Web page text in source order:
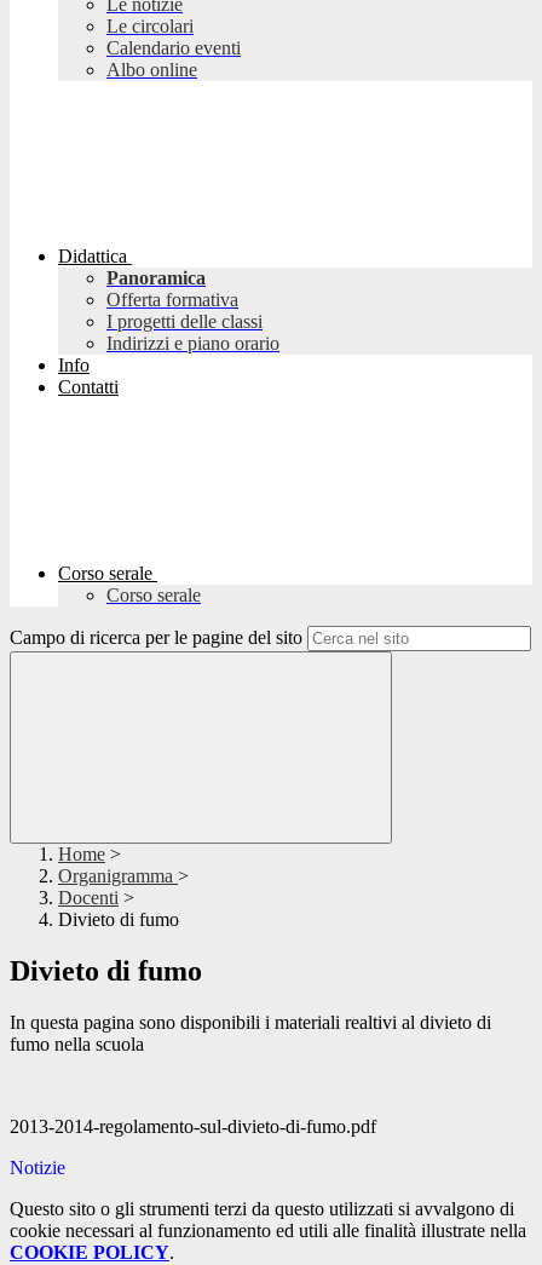
Le notizie
Le circolari
Calendario eventi
Albo online
Didattica
Panoramica
Offerta formativa
I progetti delle classi
Indirizzi e piano orario
Info
Contatti
Corso serale
Corso serale
Campo di ricerca per le pagine del sito
Home >
Organigramma >
Docenti >
Divieto di fumo
Divieto di fumo
In questa pagina sono disponibili i materiali realtivi al divieto di
fumo nella scuola
2013-2014-regolamento-sul-divieto-di-fumo.pdf
Notizie
Questo sito o gli strumenti terzi da questo utilizzati si avvalgono di
cookie necessari al funzionamento ed utili alle finalità illustrate nella
COOKIE POLICY.